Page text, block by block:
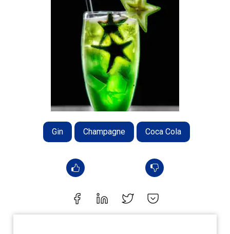
Gin Champagne Coca Cola